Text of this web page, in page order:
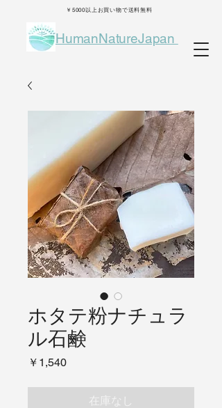
HumanNatureJapan
￥5000以上お買い物で送料無料
ホタテ粉ナチュラ
ル石鹸
￥1,540価
在庫なし